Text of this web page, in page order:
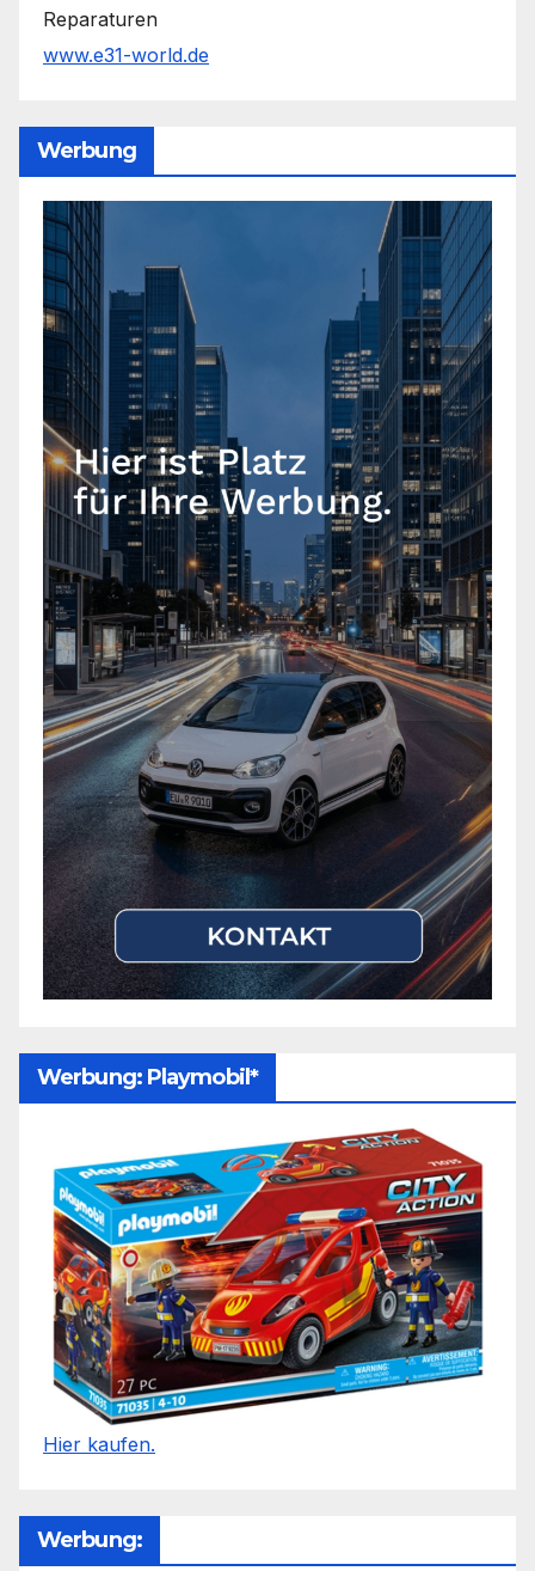
Reparaturen
www.e31-world.de
Werbung
Werbung: Playmobil*
Hier kaufen.
Werbung: